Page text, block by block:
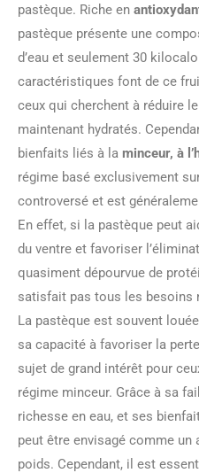
pastèque. Riche en
pastèque présente une
d’eau et seulement 30
caractéristiques font de ce
ceux qui cherchent à réduire
maintenant hydratés.
bienfaits liés à la minceur, à
régime basé exclusivement
controversé et est
En effet, si la pastèque peut
du ventre et favoriser
quasiment dépourvue de
satisfait pas tous les besoins
La pastèque est souvent
sa capacité à favoriser la
sujet de grand intérêt pour
régime minceur. Grâce à sa
richesse en eau, et ses
peut être envisagé comme
poids. Cependant, il est